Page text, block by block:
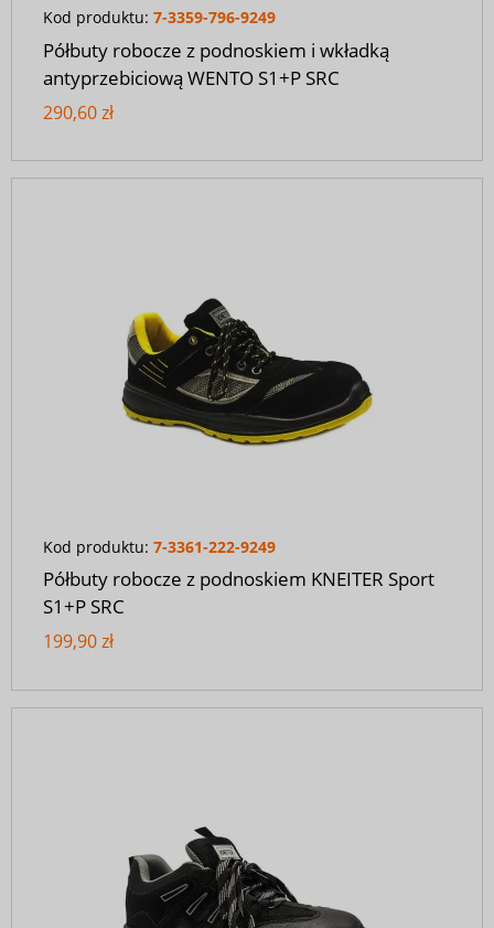
Kod produktu: 7-3359-796-9249
Półbuty robocze z podnoskiem i wkładką
antyprzebiciową WENTO S1+P SRC
290,60 zł
Kod produktu: 7-3361-222-9249
Półbuty robocze z podnoskiem KNEITER Sport
S1+P SRC
199,90 zł